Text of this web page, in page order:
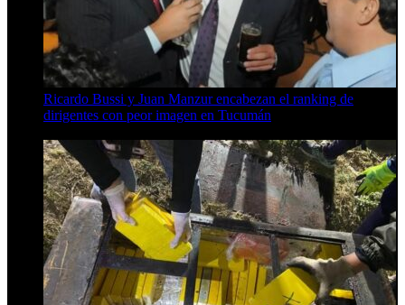
Ricardo Bussi y Juan Manzur encabezan el ranking de
dirigentes con peor imagen en Tucumán